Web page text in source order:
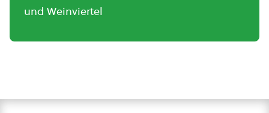
und Weinviertel